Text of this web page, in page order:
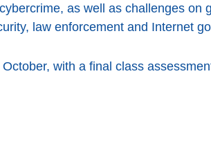
as well as challenges on
law enforcement and Internet
with a final class